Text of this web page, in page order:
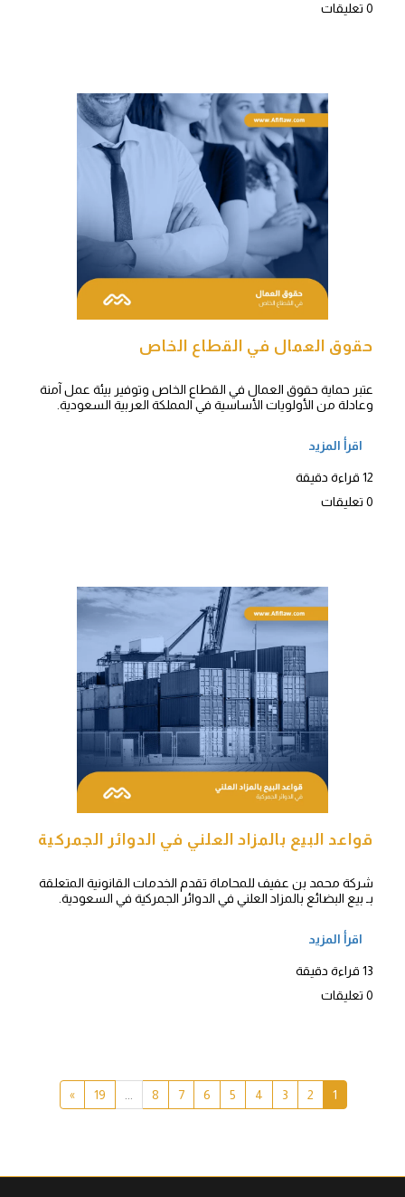
0 تعليقات
حقوق العمال في القطاع الخاص
عتبر حماية حقوق العمال في القطاع الخاص وتوفير بيئة عمل آمنة
وعادلة من الأولويات الأساسية في المملكة العربية السعودية.
اقرأ المزيد
12 قراءة دقيقة
0 تعليقات
قواعد البيع بالمزاد العلني في الدوائر الجمركية
شركة محمد بن عفيف للمحاماة تقدم الخدمات القانونية المتعلقة
بـ بيع البضائع بالمزاد العلني في الدوائر الجمركية في السعودية.
اقرأ المزيد
13 قراءة دقيقة
0 تعليقات
1
2
3
4
5
6
7
8
19
»